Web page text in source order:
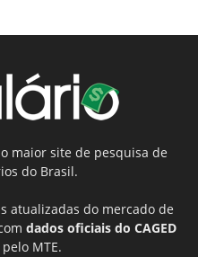
maior site de pesquisa de
do Brasil.
atualizadas do mercado de
dados oficiais do CAGED
MTE.